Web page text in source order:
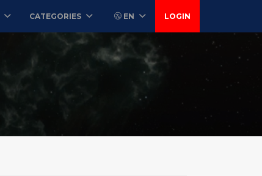
CATEGORIES EN LOGIN